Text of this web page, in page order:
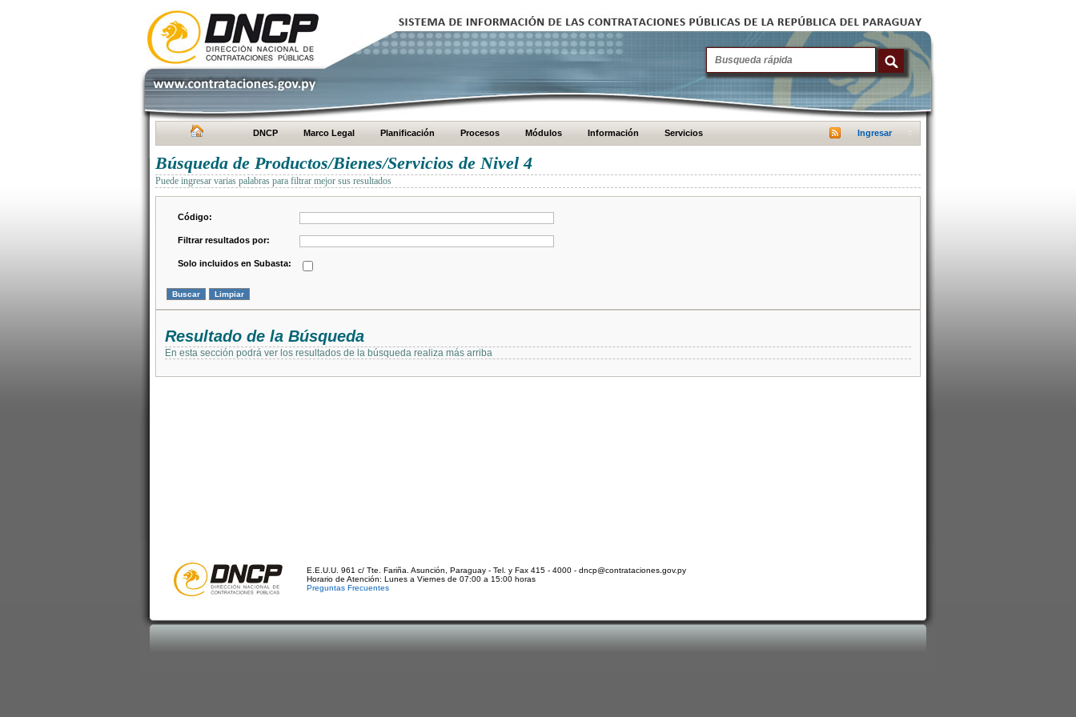
DNCP Marco Legal Planificación Procesos Módulos Información Servicios Ingresar
Búsqueda de Productos/Bienes/Servicios de Nivel 4
Puede ingresar varias palabras para filtrar mejor sus resultados
Código:
Filtrar resultados por:
Solo incluidos en Subasta:
Resultado de la Búsqueda
En esta sección podrá ver los resultados de la búsqueda realiza más arriba
E.E.U.U. 961 c/ Tte. Fariña. Asunción, Paraguay - Tel. y Fax 415 - 4000 - dncp@contrataciones.gov.py
Horario de Atención: Lunes a Viernes de 07:00 a 15:00 horas
Preguntas Frecuentes